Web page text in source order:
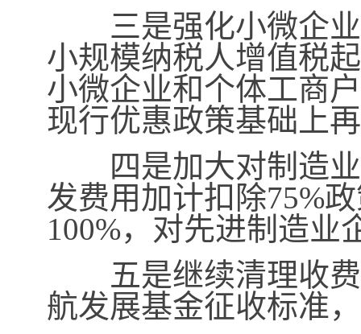
三是强化小微企业
小规模纳税人增值税
小微企业和个体工商
现行优惠政策基础上
四是加大对制造业
发费用加计扣除75%
100%，对先进制造业
五是继续清理收费
航发展基金征收标准